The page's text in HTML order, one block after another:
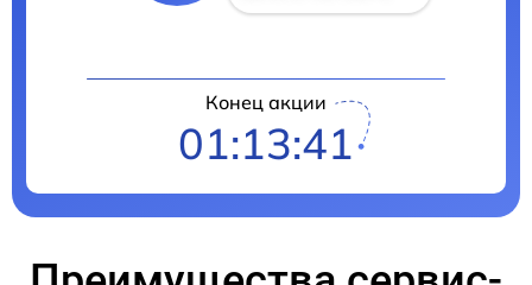
Конец акции
01:13:40